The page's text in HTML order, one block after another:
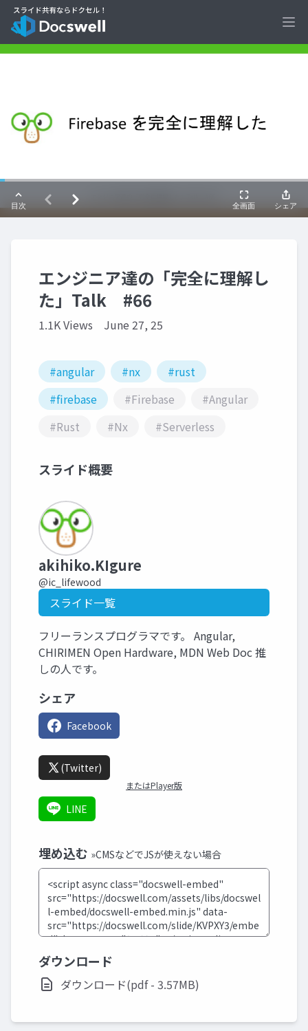
エンジニア達の「完全に理解し
た」Talk #66
1.1K Views June 27, 25
#angular #nx
#rust
#firebase
#Firebase
#Angular
#Rust
#Nx #Serverless
スライド概要
akihiko.KIgure
@ic_lifewood
スライド一覧
フリーランスプログラマです。 Angular,
CHIRIMEN Open Hardware, MDN Web Doc 推
しの人です。
シェア
Facebook
(Twitter)
またはPlayer版
LINE
埋め込む »CMSなどでJSが使えない場合
ダウンロード
ダウンロード(pdf - 3.57MB)